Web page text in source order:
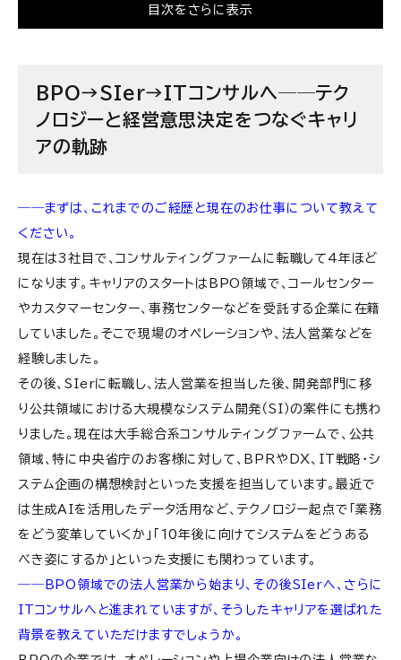
目次をさらに表示
本業とのギャップは小さい──IT×DXの知見は
ンサル向き」
副業で得た3つの価値──業界理解・スキル維持・
人材不足の時代に、企業を支え続ける──長期ビ
本業と副業を循環させる──知見を磨き続けるた
めの補完関係
る
BPO→SIer→ITコンサルへ──テク
ノロジーと経営意思決定をつなぐキャリ
アの軌跡
――まずは、これまでのご経歴と現在のお仕事について教えて
ください。
現在は 3社目で、コンサルティングファームに転職して 4年ほど
になります。キャリアのスタートは BPO 領域で、コールセンター
やカスタマーセンター、事務センターなどを受託する企業に在籍
していました。そこで現場のオペレーションや、法人営業などを
経験しました。
その後、SIerに転職し、法人営業を担当した後、開発部門に移
り公共領域における大規模なシステム開発（ SI ）の案件にも携わ
りました。現在は大手総合系コンサルティングファームで、公共
領域、特に中央省庁のお客様に対して、 BPR や DX、 IT 戦略・シ
ステム企画の構想検討といった支援を担当しています。最近で
は生成AIを活用したデータ活用など、テクノロジー起点で「業務
をどう変革していくか」「 10年後に向けてシステムをどうある
べき姿にするか」といった支援にも関わっています。
――BPO領域での法人営業から始まり、その後SIerへ、さらに
ITコンサルへと進まれていますが、そうしたキャリアを選ばれた
背景を教えていただけますでしょうか。